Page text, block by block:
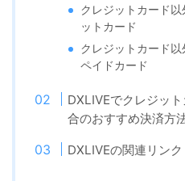
クレジットカード
ットカード
クレジットカード
ペイドカード
DXLIVEでクレジッ
合のおすすめ決済方
DXLIVEの関連リンク